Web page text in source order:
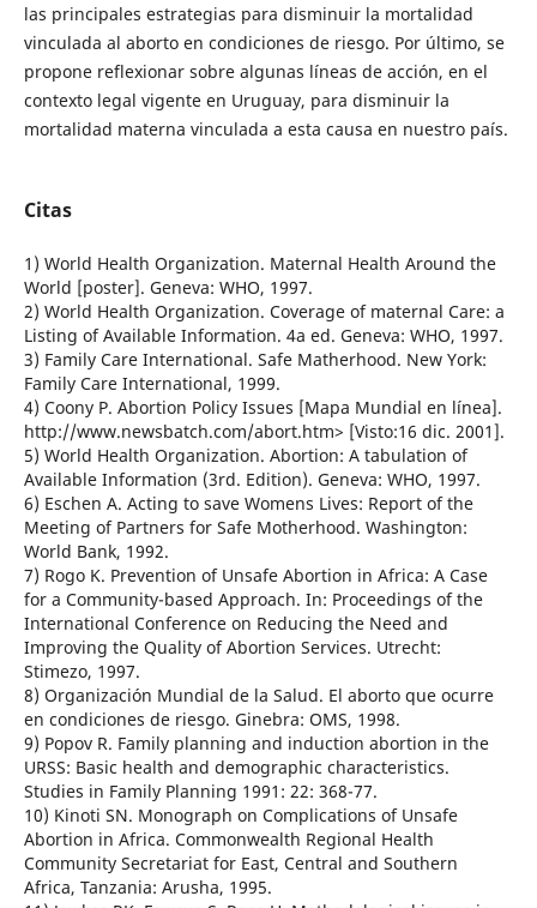
las principales estrategias para disminuir la mortalidad
vinculada al aborto en condiciones de riesgo. Por último, se
propone reflexionar sobre algunas líneas de acción, en el
contexto legal vigente en Uruguay, para disminuir la
mortalidad materna vinculada a esta causa en nuestro país.
Citas
1) World Health Organization. Maternal Health Around the
World [poster]. Geneva: WHO, 1997.
2) World Health Organization. Coverage of maternal Care: a
Listing of Available Information. 4a ed. Geneva: WHO, 1997.
3) Family Care International. Safe Matherhood. New York:
Family Care International, 1999.
4) Coony P. Abortion Policy Issues [Mapa Mundial en línea].
http://www.newsbatch.com/abort.htm> [Visto:16 dic. 2001].
5) World Health Organization. Abortion: A tabulation of
Available Information (3rd. Edition). Geneva: WHO, 1997.
6) Eschen A. Acting to save Womens Lives: Report of the
Meeting of Partners for Safe Motherhood. Washington:
World Bank, 1992.
7) Rogo K. Prevention of Unsafe Abortion in Africa: A Case
for a Community-based Approach. In: Proceedings of the
International Conference on Reducing the Need and
Improving the Quality of Abortion Services. Utrecht:
Stimezo, 1997.
8) Organización Mundial de la Salud. El aborto que ocurre
en condiciones de riesgo. Ginebra: OMS, 1998.
9) Popov R. Family planning and induction abortion in the
URSS: Basic health and demographic characteristics.
Studies in Family Planning 1991: 22: 368-77.
10) Kinoti SN. Monograph on Complications of Unsafe
Abortion in Africa. Commonwealth Regional Health
Community Secretariat for East, Central and Southern
Africa, Tanzania: Arusha, 1995.